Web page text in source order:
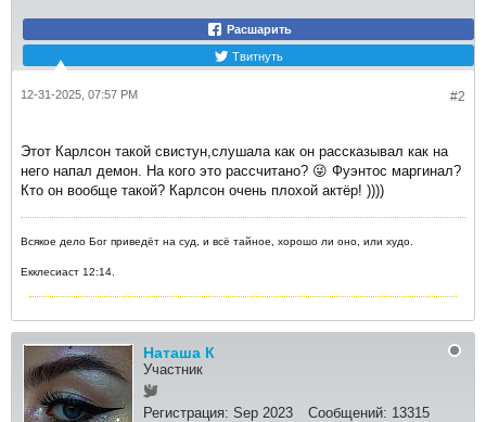
Расшарить
Твитнуть
#2
12-31-2025, 07:57 PM
Этот Карлсон такой свистун,слушала как он рассказывал как на
него напал демон. На кого это рассчитано? 😜 Фуэнтос маргинал?
Кто он вообще такой? Карлсон очень плохой актёр! ))))
Всякое дело Бог приведёт на суд, и всё тайное, хорошо ли оно, или худо.
Екклесиаст 12:14.
Наташа К
Участник
Регистрация: Sep 2023 Сообщений: 13315